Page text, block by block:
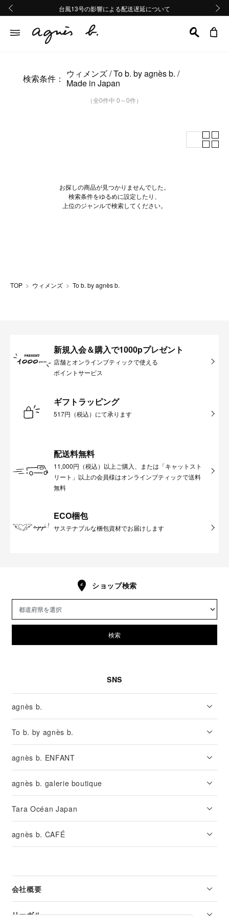
熊本地域地震の影響による配送遅延について
Summer Sale 2buy10%OFF!!
台風13号の影響による配送遅延について
熊本地域地震の影響による配送遅延について
Summer Sale 2buy10%OFF!!
検索条件： ウィメンズ To b. by agnès b.
Made in Japan
（全0件中 0～0件）
お探しの商品が見つかりませんでした。
検索条件をゆるめに設定したり、
上位のジャンルで検索してください。
TOP ウィメンズ To b. by agnès b.
新規入会＆購入で1000pプレゼント
店舗とオンラインブティックで使える
ポイントサービス
ギフトラッピング
517円（税込）にて承ります
配送料無料
11,000円（税込）以上ご購入、または「キャットスト
リート」以上の会員様はオンラインブティックで送料
無料
ECO梱包
サステナブルな梱包資材でお届けします
ショップ検索
検索
SNS
agnès b.
To b. by agnès b.
agnès b. ENFANT
agnès b. galerie boutique
Tara Océan Japan
agnès b. CAFÉ
会社概要